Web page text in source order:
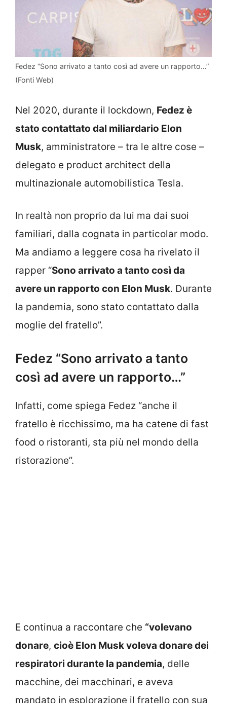
Fedez “Sono arrivato a tanto così ad avere un rapporto…”
(Fonti Web)
Nel 2020, durante il lockdown, Fedez è
stato contattato dal miliardario Elon
Musk, amministratore – tra le altre cose –
delegato e product architect della
multinazionale automobilistica Tesla.
In realtà non proprio da lui ma dai suoi
familiari, dalla cognata in particolar modo.
Ma andiamo a leggere cosa ha rivelato il
rapper “Sono arrivato a tanto così da
avere un rapporto con Elon Musk. Durante
la pandemia, sono stato contattato dalla
moglie del fratello”.
Fedez “Sono arrivato a tanto
così ad avere un rapporto…”
Infatti, come spiega Fedez “anche il
fratello è ricchissimo, ma ha catene di fast
food o ristoranti, sta più nel mondo della
ristorazione”.
E continua a raccontare che “volevano
donare, cioè Elon Musk voleva donare dei
respiratori durante la pandemia, delle
macchine, dei macchinari, e aveva
mandato in esplorazione il fratello con sua